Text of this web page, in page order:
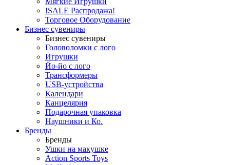
!SALE Распродажа!
Торговое Оборудование
Бизнес сувениры
Бизнес сувениры
Головоломки с лого
Игрушки
Йо-йо с лого
Трансформеры
USB-устройства
Календари
Канцелярия
Подарочная упаковка
Наушники и Ко.
Бренды
Бренды
Ушки на макушке
Action Sports Toys